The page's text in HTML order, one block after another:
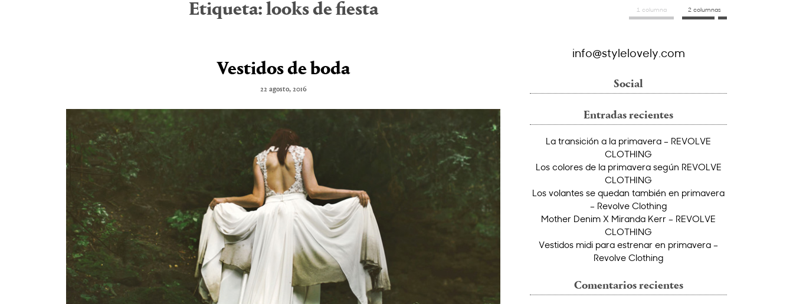
Etiqueta: looks de fiesta
Vestidos de boda
22 agosto, 2016
1 columna 2 columnas
info@stylelovely.com
Social
Entradas recientes
La transición a la primavera – REVOLVE
CLOTHING
Los colores de la primavera según REVOLVE
CLOTHING
Los volantes se quedan también en primavera
– Revolve Clothing
Mother Denim X Miranda Kerr – REVOLVE
CLOTHING
Vestidos midi para estrenar en primavera –
Revolve Clothing
Comentarios recientes